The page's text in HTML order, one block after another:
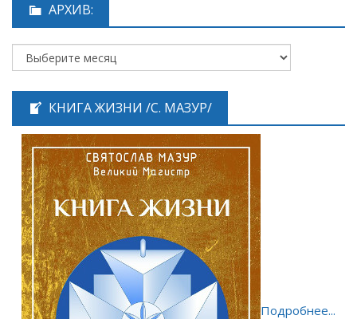
АРХИВ:
КНИГА ЖИЗНИ /С. МАЗУР/
Подробнее...